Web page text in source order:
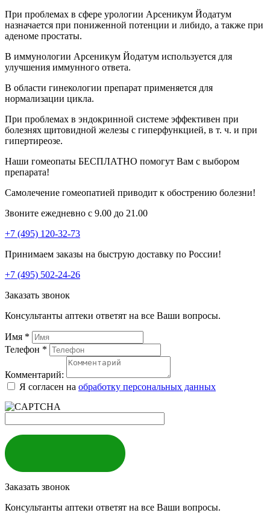
При проблемах в сфере урологии Арсеникум Йодатум
назначается при пониженной потенции и либидо, а также при
аденоме простаты.
В иммунологии Арсеникум Йодатум используется для
улучшения иммунного ответа.
В области гинекологии препарат применяется для
нормализации цикла.
При проблемах в эндокринной системе эффективен при
болезнях щитовидной железы с гиперфункцией, в т. ч. и при
гипертиреозе.
Наши гомеопаты БЕСПЛАТНО помогут Вам с выбором
препарата!
Самолечение гомеопатией приводит к обострению болезни!
Звоните ежедневно с 9.00 до 21.00
+7 (495) 120-32-73
Принимаем заказы на быструю доставку по России!
+7 (495) 502-24-26
Заказать звонок
Консультанты аптеки ответят на все Ваши вопросы.
Имя *
Телефон *
Комментарий:
Я согласен на обработку персональных данных
Заказать звонок
Консультанты аптеки ответят на все Ваши вопросы.